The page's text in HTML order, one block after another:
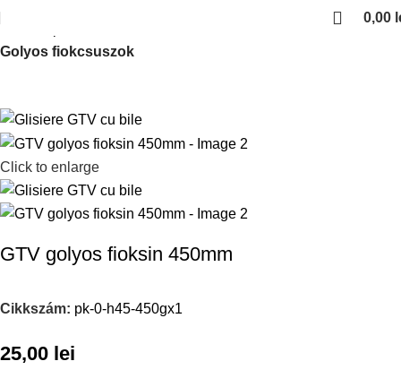
0,00
Golyos fiokcsuszok
Click to enlarge
GTV golyos fioksin 450mm
Cikkszám: pk-0-h45-450gx1
25,00 lei